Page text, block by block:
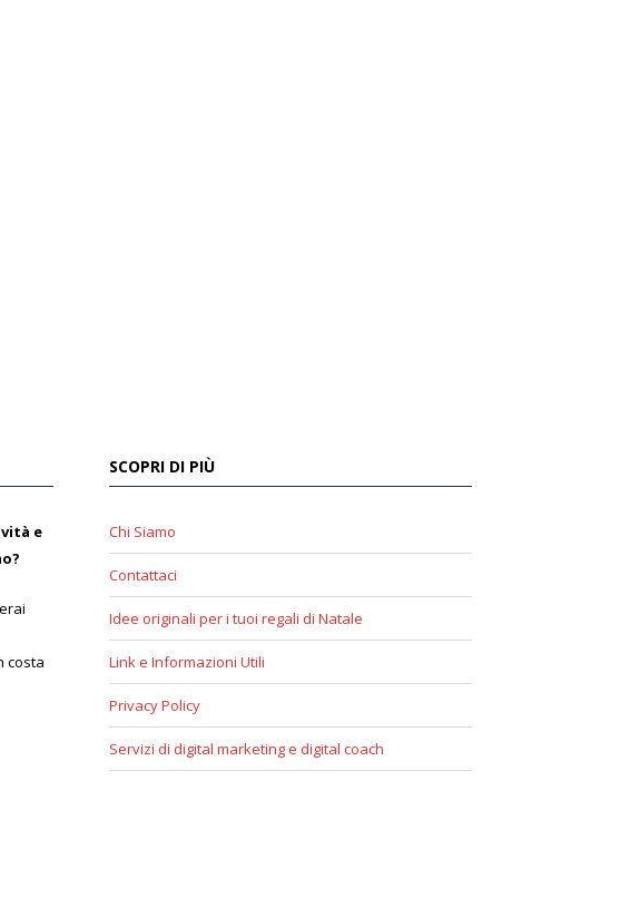
e
costa
SCOPRI DI PIÙ
Chi Siamo
Contattaci
Idee originali per i tuoi regali di Natale
Link e Informazioni Utili
Privacy Policy
Servizi di digital marketing e digital coach